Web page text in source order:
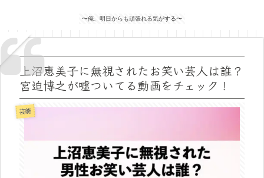
〜俺、明日からも頑張れる気がする〜
上沼恵美子に無視されたお笑い芸人は誰？
宮迫博之が嘘ついてる動画をチェック！
芸能